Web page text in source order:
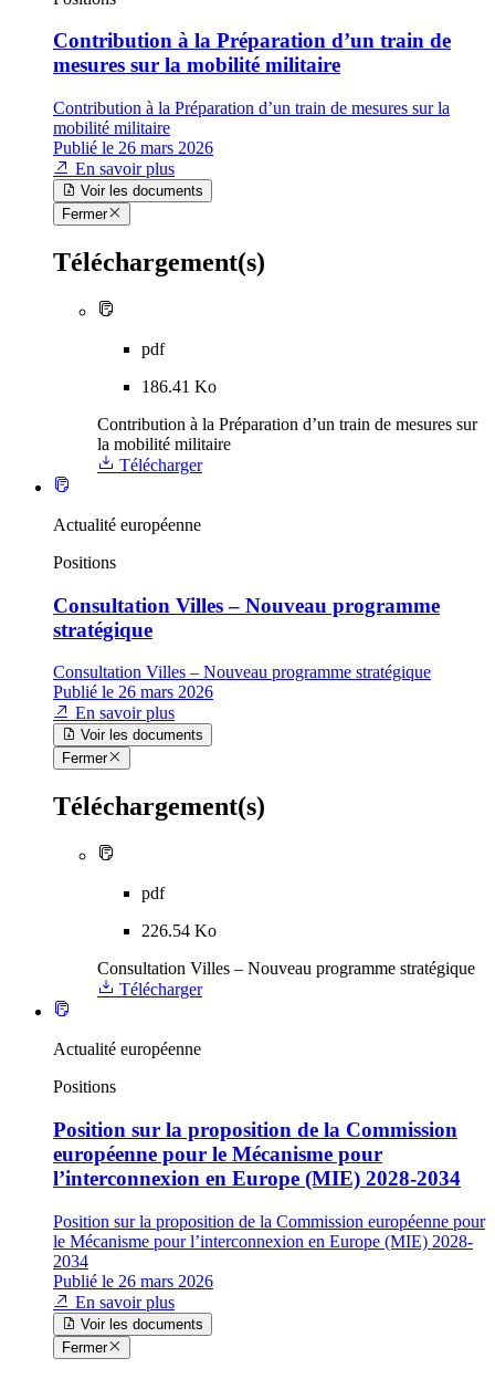
Contribution à la Préparation d’un train de
mesures sur la mobilité militaire
Contribution à la Préparation d’un train de mesures sur la
mobilité militaire
Publié le 26 mars 2026
En savoir plus
Voir les documents
Fermer
Téléchargement(s)
pdf
186.41 Ko
Contribution à la Préparation d’un train de mesures sur
la mobilité militaire
Télécharger
Actualité européenne
Positions
Consultation Villes – Nouveau programme
stratégique
Consultation Villes – Nouveau programme stratégique
Publié le 26 mars 2026
En savoir plus
Voir les documents
Fermer
Téléchargement(s)
pdf
226.54 Ko
Consultation Villes – Nouveau programme stratégique
Télécharger
Actualité européenne
Positions
Position sur la proposition de la Commission
européenne pour le Mécanisme pour
l’interconnexion en Europe (MIE) 2028-2034
Position sur la proposition de la Commission européenne pour
le Mécanisme pour l’interconnexion en Europe (MIE) 2028-
2034
Publié le 26 mars 2026
En savoir plus
Voir les documents
Fermer